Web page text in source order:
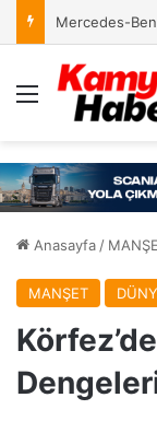
Mercedes-
Menü
Anasayfa /
MANŞET